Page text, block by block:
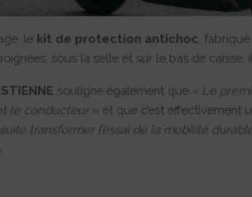
le kit de protection antichoc ,
sous la selle et sur le bas de
souligne également que « Le
le conducteur » et que c’est effectivement
transformer l’essai de la mobilité